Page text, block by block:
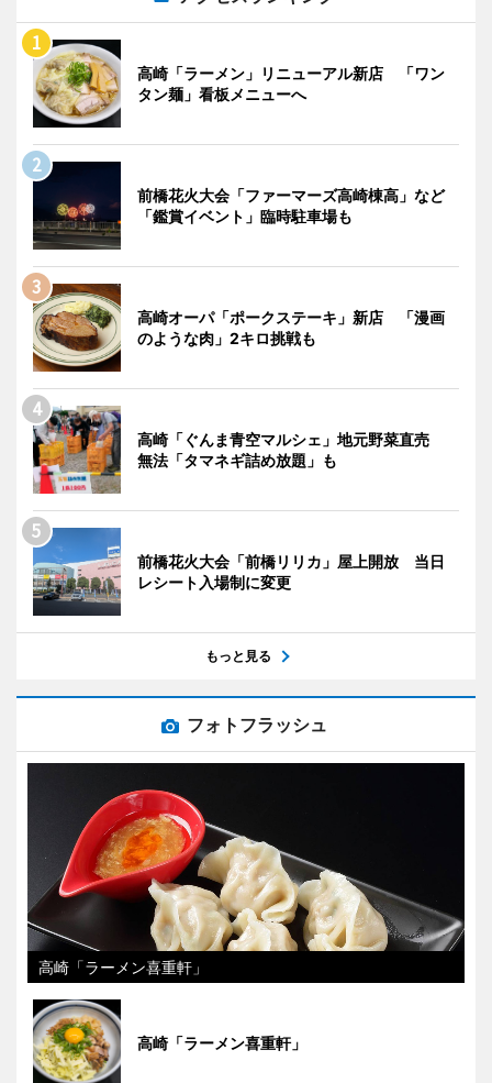
高崎「ラーメン」リニューアル新店 「ワン
タン麺」看板メニューへ
前橋花火大会「ファーマーズ高崎棟高」など
「鑑賞イベント」臨時駐車場も
高崎オーパ「ポークステーキ」新店 「漫画
のような肉」2キロ挑戦も
高崎「ぐんま青空マルシェ」地元野菜直売
無法「タマネギ詰め放題」も
前橋花火大会「前橋リリカ」屋上開放 当日
レシート入場制に変更
もっと見る
フォトフラッシュ
高崎「ラーメン喜重軒」
高崎「ラーメン喜重軒」